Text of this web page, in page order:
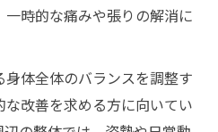
時的な痛みや張りの解消に
体全体のバランスを調整す
改善を求める方に向いてい